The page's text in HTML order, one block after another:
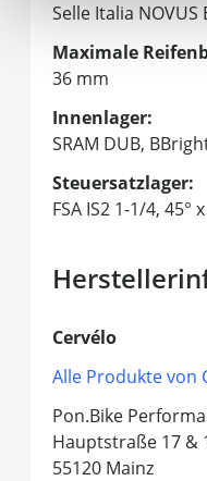
Selle Italia NOVUS
Maximale
36 mm
Innenlager:
SRAM DUB,
Steuersatzlager:
FSA IS2 1-1/4, 45°
Cervélo
Alle Produkte von
Pon.Bike
Hauptstraße 17 &
55120 Mainz